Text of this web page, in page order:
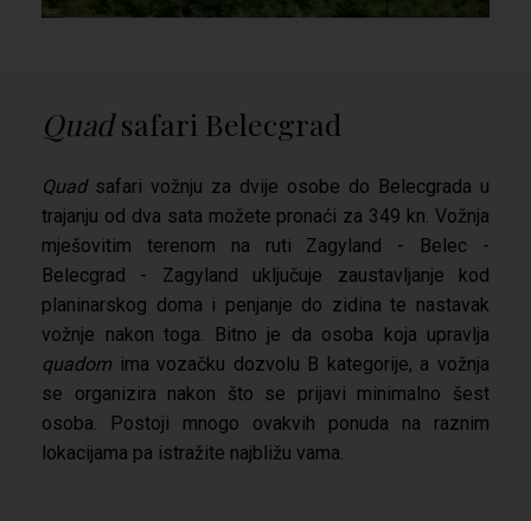
Quadsafari Belecgrad
Quadsafari vožnju za dvije osobe do Belecgrada u
trajanju od dva sata možete pronaći za 349 kn. Vožnja
mješovitim terenom na ruti Zagyland - Belec -
Belecgrad - Zagyland uključuje zaustavljanje kod
planinarskog doma i penjanje do zidina te nastavak
vožnje nakon toga. Bitno je da osoba koja upravlja
quadom ima vozačku dozvolu B kategorije, a vožnja
se organizira nakon što se prijavi minimalno šest
osoba. Postoji mnogo ovakvih ponuda na raznim
lokacijama pa istražite najbližu vama.